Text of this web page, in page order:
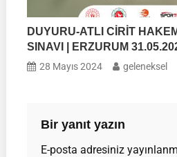
DUYURU-ATLI CİRİT
SINAVI | ERZURUM
28 Mayıs 2024 geleneksel
Bir yanıt yazın
E-posta adresiniz